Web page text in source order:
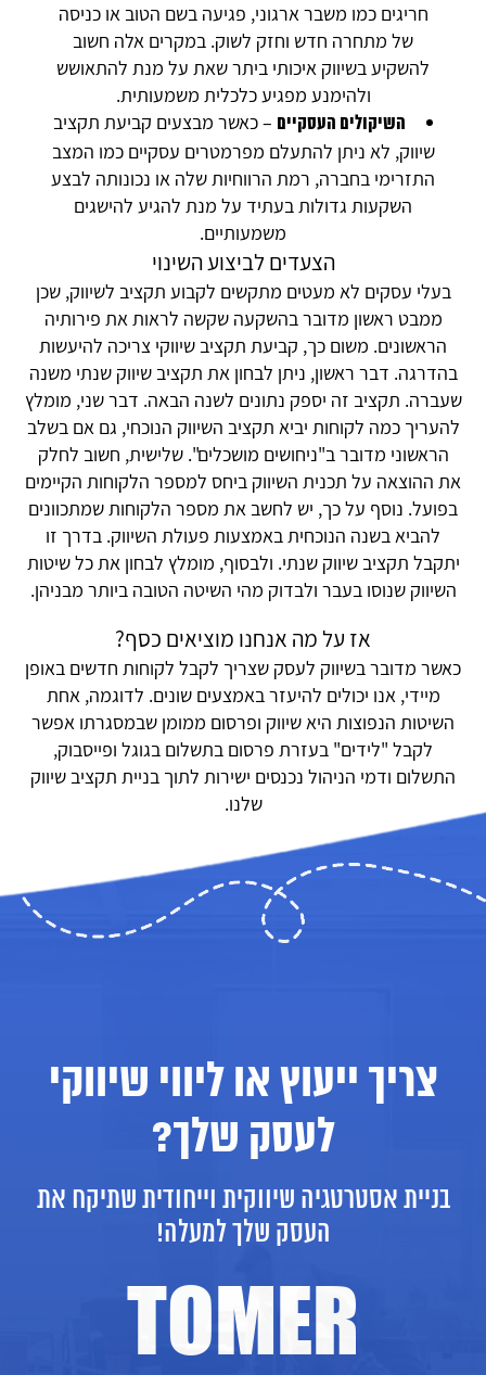
חריגים כמו משבר ארגוני, פגיעה בשם הטוב או כניסה
של מתחרה חדש וחזק לשוק. במקרים אלה חשוב
להשקיע בשיווק איכותי ביתר שאת על מנת להתאושש
ולהימנע מפגיע כלכלית משמעותית.
השיקולים העסקיים – כאשר מבצעים קביעת תקציב
שיווק, לא ניתן להתעלם מפרמטרים עסקיים כמו המצב
התזרימי בחברה, רמת הרווחיות שלה או נכונותה לבצע
השקעות גדולות בעתיד על מנת להגיע להישגים
משמעותיים.
הצעדים לביצוע השינוי
בעלי עסקים לא מעטים מתקשים לקבוע תקציב לשיווק, שכן
ממבט ראשון מדובר בהשקעה שקשה לראות את פירותיה
הראשונים. משום כך, קביעת תקציב שיווקי צריכה להיעשות
בהדרגה. דבר ראשון, ניתן לבחון את תקציב שיווק שנתי משנה
שעברה. תקציב זה יספק נתונים לשנה הבאה. דבר שני, מומלץ
להעריך כמה לקוחות יביא תקציב השיווק הנוכחי, גם אם בשלב
הראשוני מדובר ב"ניחושים מושכלים". שלישית, חשוב לחלק
את ההוצאה על תכנית השיווק ביחס למספר הלקוחות הקיימים
בפועל. נוסף על כך, יש לחשב את מספר הלקוחות שמתכוונים
להביא בשנה הנוכחית באמצעות פעולת השיווק. בדרך זו
יתקבל תקציב שיווק שנתי. ולבסוף, מומלץ לבחון את כל שיטות
השיווק שנוסו בעבר ולבדוק מהי השיטה הטובה ביותר מבניהן.
אז על מה אנחנו מוציאים כסף?
כאשר מדובר בשיווק לעסק שצריך לקבל לקוחות חדשים באופן
מיידי, אנו יכולים להיעזר באמצעים שונים. לדוגמה, אחת
השיטות הנפוצות היא שיווק ופרסום ממומן שבמסגרתו אפשר
לקבל "לידים" בעזרת פרסום בתשלום בגוגל ופייסבוק,
התשלום ודמי הניהול נכנסים ישירות לתוך בניית תקציב שיווק
שלנו.
צריך ייעוץ או ליווי שיווקי
לעסק שלך?
בניית אסטרטגיה שיווקית וייחודית שתיקח את
העסק שלך למעלה!
TOMER